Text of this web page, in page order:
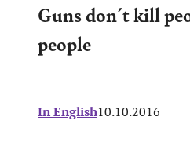
Guns don´t kill
people
In English10.10.2016